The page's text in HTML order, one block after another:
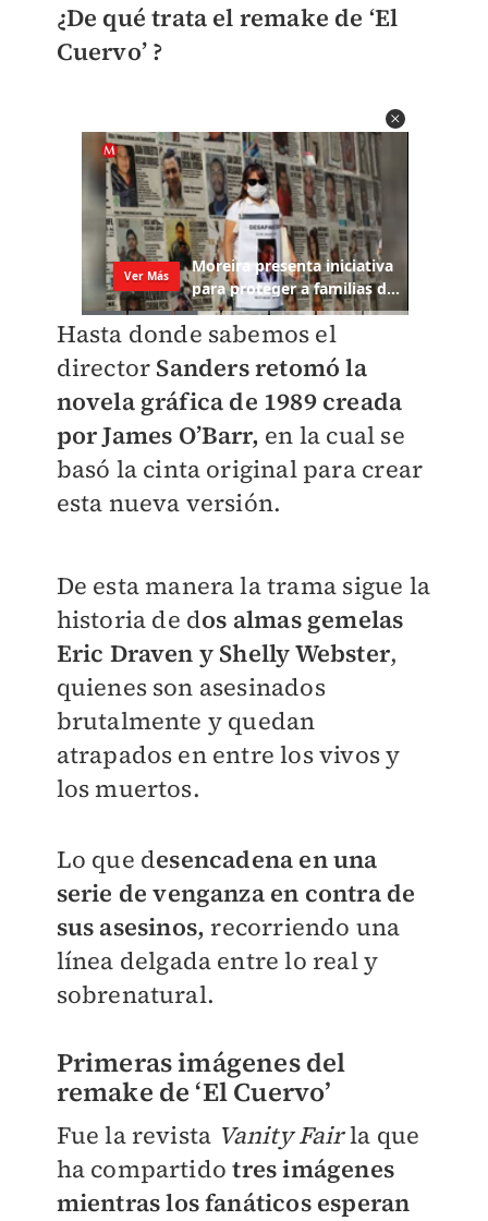
¿De qué trata el remake de ‘El
Cuervo’ ?
Hasta donde sabemos el
director Sanders retomó la
novela gráfica de 1989 creada
por James O’Barr, en la cual se
basó la cinta original para crear
esta nueva versión.
De esta manera la trama sigue la
historia de dos almas gemelas
Eric Draven y Shelly Webster,
quienes son asesinados
brutalmente y quedan
atrapados en entre los vivos y
los muertos.
Lo que desencadena en una
serie de venganza en contra de
sus asesinos, recorriendo una
línea delgada entre lo real y
sobrenatural.
Primeras imágenes del
remake de ‘El Cuervo’
Fue la revista Vanity Fairla que
ha compartido tres imágenes
mientras los fanáticos esperan